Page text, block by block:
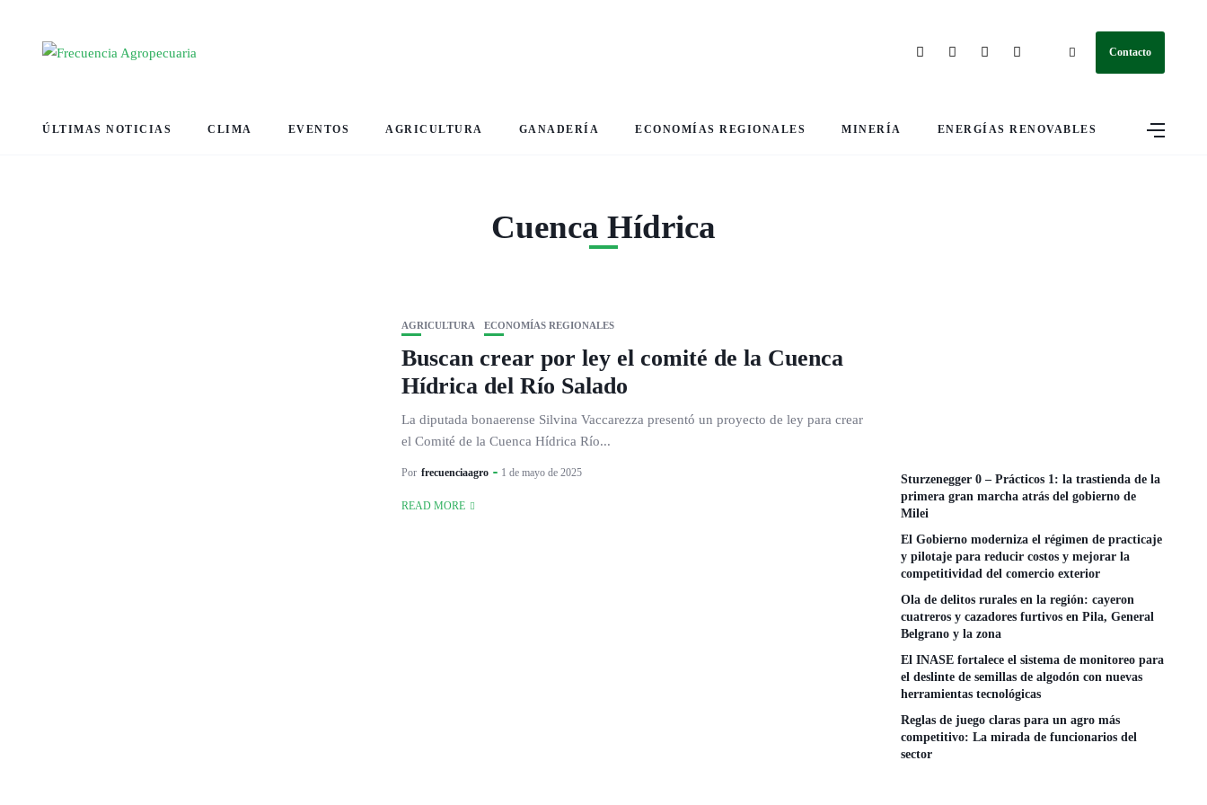
Contacto
ÚLTIMAS NOTICIAS CLIMA EVENTOS AGRICULTURA GANADERÍA ECONOMÍAS REGIONALES MINERÍA ENERGÍAS RENOVABLES
Cuenca Hídrica
AGRICULTURA ECONOMÍAS REGIONALES
Buscan crear por ley el comité de la Cuenca
Hídrica del Río Salado
La diputada bonaerense Silvina Vaccarezza presentó un proyecto de ley para crear
el Comité de la Cuenca Hídrica Río...
Por frecuenciaagro 1 de mayo de 2025
READ MORE
Sturzenegger 0 – Prácticos 1: la trastienda de la
primera gran marcha atrás del gobierno de
Milei
El Gobierno moderniza el régimen de practicaje
y pilotaje para reducir costos y mejorar la
competitividad del comercio exterior
Ola de delitos rurales en la región: cayeron
cuatreros y cazadores furtivos en Pila, General
Belgrano y la zona
El INASE fortalece el sistema de monitoreo para
el deslinte de semillas de algodón con nuevas
herramientas tecnológicas
Reglas de juego claras para un agro más
competitivo: La mirada de funcionarios del
sector